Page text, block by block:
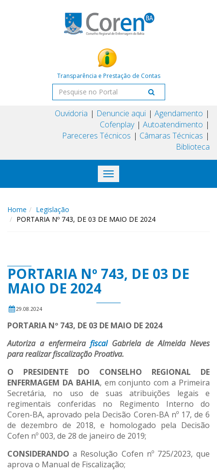
Transparência e Prestação de Contas
Ouvidoria Denuncie aqui
Agendamento
Cofenplay
Autoatendimento
Pareceres Técnicos
Câmaras Técnicas
Biblioteca
Toggle
navigation
Home
Legislação
PORTARIA Nº 743, DE 03 DE MAIO DE 2024
PORTARIA Nº 743, DE 03 DE
MAIO DE 2024
29.08.2024
PORTARIA Nº 743, DE 03 DE MAIO DE 2024
Autoriza a enfermeira fiscal Gabriela de Almeida Neves
para realizar fiscalização Proativa.
O PRESIDENTE DO CONSELHO REGIONAL DE
ENFERMAGEM DA BAHIA, em conjunto com a Primeira
Secretária, no uso de suas atribuições legais e
regimentais conferidas no Regimento Interno do
Coren-BA, aprovado pela Decisão Coren-BA nº 17, de 6
de dezembro de 2018, e homologado pela Decisão
Cofen nº 003, de 28 de janeiro de 2019;
CONSIDERANDO a Resolução Cofen nº 725/2023, que
aprova o Manual de Fiscalização;